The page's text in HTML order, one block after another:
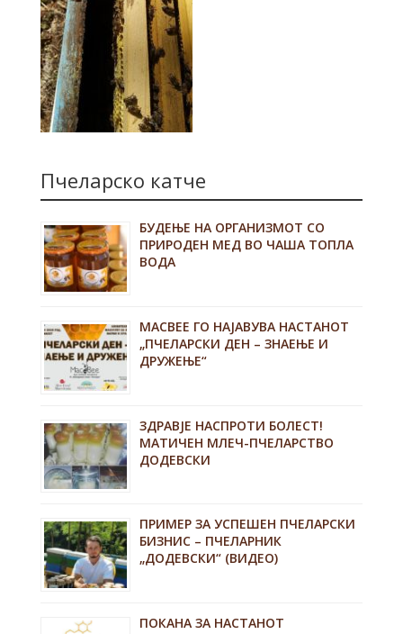
Пчеларско катче
БУДЕЊЕ НА ОРГАНИЗМОТ СО
ПРИРОДЕН МЕД ВО ЧАША ТОПЛА
ВОДА
MACBEE ГО НАЈАВУВА НАСТАНОТ
„ПЧЕЛАРСКИ ДЕН – ЗНАЕЊЕ И
ДРУЖЕЊЕ“
ЗДРАВЈЕ НАСПРОТИ БОЛЕСТ!
МАТИЧЕН МЛЕЧ-ПЧЕЛАРСТВО
ДОДЕВСКИ
ПРИМЕР ЗА УСПЕШЕН ПЧЕЛАРСКИ
БИЗНИС – ПЧЕЛАРНИК
„ДОДЕВСКИ“ (ВИДЕО)
ПОКАНА ЗА НАСТАНОТ